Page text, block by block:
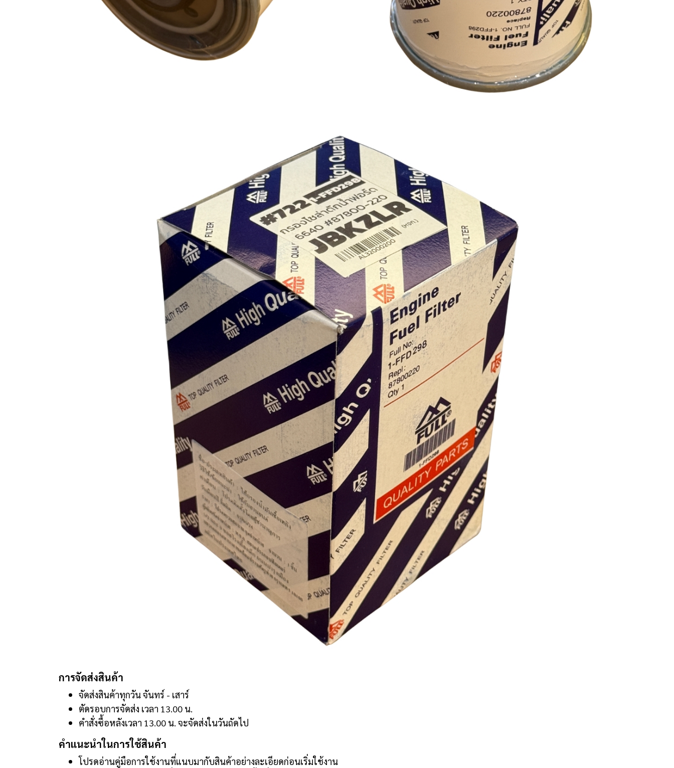
การจัดส่งสินค้า
จัดส่งสินค้าทุกวัน จันทร์ - เสาร์
ตัดรอบการจัดส่ง เวลา 13.00 น.
คำสั่งซื้อหลังเวลา 13.00 น. จะจัดส่งในวันถัดไป
คำแนะนำในการใช้สินค้า
โปรดอ่านคู่มือการใช้งานที่แนบมากับสินค้าอย่างละเอียดก่อนเริ่มใช้งาน